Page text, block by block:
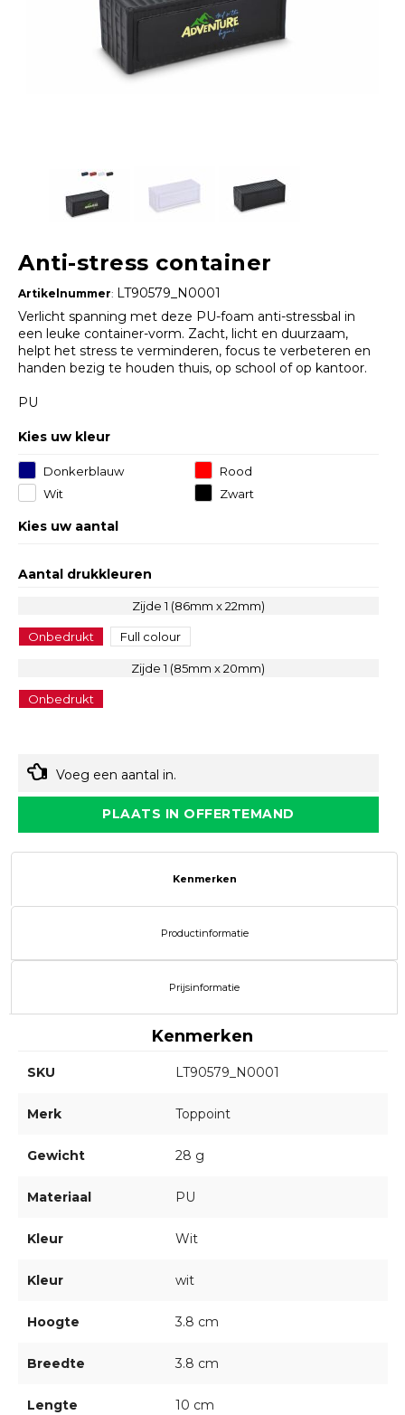
Anti-stress container
Artikelnummer: LT90579_N0001
Verlicht spanning met deze PU-foam anti-stressbal in
een leuke container-vorm. Zacht, licht en duurzaam,
helpt het stress te verminderen, focus te verbeteren en
handen bezig te houden thuis, op school of op kantoor.
PU
Kies uw kleur
Donkerblauw
Rood
Wit
Zwart
Kies uw aantal
Aantal drukkleuren
Zijde 1 (86mm x 22mm)
Onbedrukt Full colour
Zijde 1 (85mm x 20mm)
Onbedrukt
Voeg een aantal in.
PLAATS IN OFFERTEMAND
Kenmerken
Productinformatie
Prijsinformatie
Kenmerken
SKU LT90579_N0001
Merk Toppoint
Gewicht 28 g
Materiaal PU
Kleur Wit
Kleur wit
Hoogte 3.8 cm
Breedte 3.8 cm
Lengte 10 cm